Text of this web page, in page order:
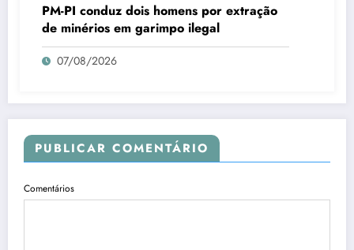
PM-PI conduz dois homens por extração
de minérios em garimpo ilegal
07/08/2026
PUBLICAR COMENTÁRIO
Comentários